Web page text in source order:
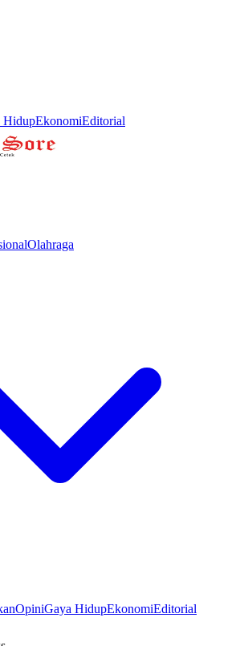
HidupEkonomiEditorial
Olahraga
OpiniGaya HidupEkonomiEditorial